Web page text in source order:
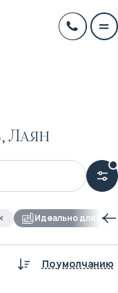
Лаян
Идеально для
По умолчанию